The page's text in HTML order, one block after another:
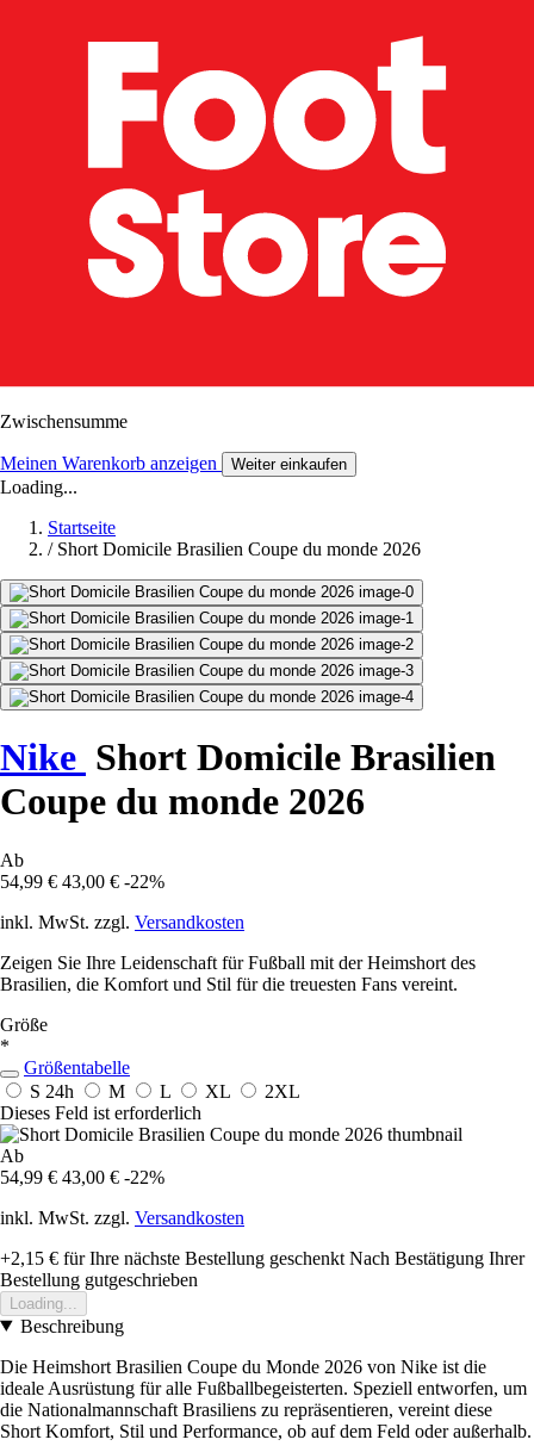
Zwischensumme
Meinen Warenkorb anzeigen Weiter einkaufen
Loading...
Startseite
/ Short Domicile Brasilien Coupe du monde 2026
Nike Short Domicile Brasilien
Coupe du monde 2026
Ab
54,99 € 43,00 € -22%
inkl. MwSt. zzgl. Versandkosten
Zeigen Sie Ihre Leidenschaft für Fußball mit der Heimshort des
Brasilien, die Komfort und Stil für die treuesten Fans vereint.
Größe
*
Größentabelle
S 24h M L XL
2XL
Dieses Feld ist erforderlich
Ab
54,99 € 43,00 € -22%
inkl. MwSt. zzgl. Versandkosten
+2,15 € für Ihre nächste Bestellung geschenkt Nach Bestätigung Ihrer
Bestellung gutgeschrieben
Loading...
Beschreibung
Die Heimshort Brasilien Coupe du Monde 2026 von Nike ist die
ideale Ausrüstung für alle Fußballbegeisterten. Speziell entworfen, um
die Nationalmannschaft Brasiliens zu repräsentieren, vereint diese
Short Komfort, Stil und Performance, ob auf dem Feld oder außerhalb.